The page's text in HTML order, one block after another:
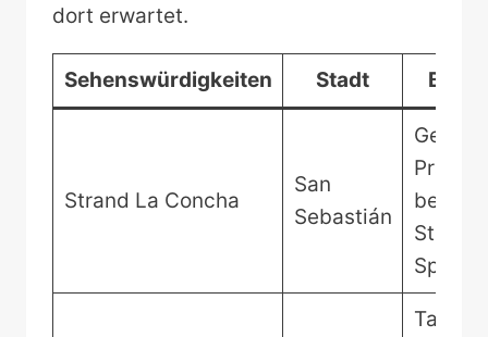
dort erwartet.
Sehenswürdigkeiten Stadt
Strand La Concha
San
Sebastián
Pracht